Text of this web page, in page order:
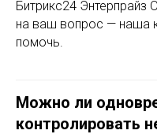
Битрикс24 Энтерпрайз
на ваш вопрос — наша
помочь.
Можно ли
контролировать